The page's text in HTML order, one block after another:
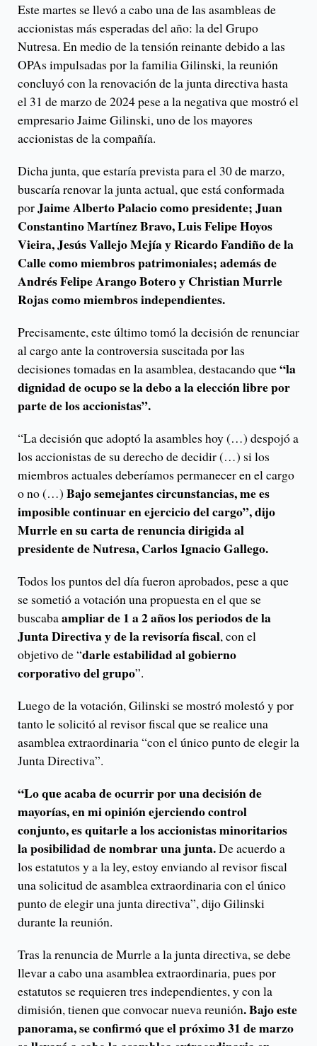
Este martes se llevó a cabo una de las asambleas de
accionistas más esperadas del año: la del Grupo
Nutresa. En medio de la tensión reinante debido a las
OPAs impulsadas por la familia Gilinski, la reunión
concluyó con la renovación de la junta directiva hasta
el 31 de marzo de 2024 pese a la negativa que mostró el
empresario Jaime Gilinski, uno de los mayores
accionistas de la compañía.
Dicha junta, que estaría prevista para el 30 de marzo,
buscaría renovar la junta actual, que está conformada
porJaime Alberto Palacio como presidente; Juan
Constantino Martínez Bravo, Luis Felipe Hoyos
Vieira, Jesús Vallejo Mejía y Ricardo Fandiño de la
Calle como miembros patrimoniales; además de
Andrés Felipe Arango Botero y Christian Murrle
Rojas como miembros independientes.
Precisamente, este último tomó la decisión de renunciar
al cargo ante la controversia suscitada por las
decisiones tomadas en la asamblea, destacando que“la
dignidad de ocupo se la debo a la elección libre por
parte de los accionistas”.
“La decisión que adoptó la asambles hoy (…) despojó a
los accionistas de su derecho de decidir (…) si los
miembros actuales deberíamos permanecer en el cargo
o no (…) Bajo semejantes circunstancias, me es
imposible continuar en ejercicio del cargo”, dijo
Murrle en su carta de renuncia dirigida al
presidente de Nutresa, Carlos Ignacio Gallego.
Todos los puntos del día fueron aprobados, pese a que
se sometió a votación una propuesta en el que se
buscabaampliar de 1 a 2 años los periodos de la
Junta Directiva y de la revisoría fiscal, con el
objetivo de “darle estabilidad al gobierno
corporativo del grupo”.
Luego de la votación, Gilinski se mostró molestó y por
tanto le solicitó al revisor fiscal que se realice una
asamblea extraordinaria “con el único punto de elegir la
Junta Directiva”.
“Lo que acaba de ocurrir por una decisión de
mayorías, en mi opinión ejerciendo control
conjunto, es quitarle a los accionistas minoritarios
la posibilidad de nombrar una junta.De acuerdo a
los estatutos y a la ley, estoy enviando al revisor fiscal
una solicitud de asamblea extraordinaria con el único
punto de elegir una junta directiva”, dijo Gilinski
durante la reunión.
Tras la renuncia de Murrle a la junta directiva, se debe
llevar a cabo una asamblea extraordinaria, pues por
estatutos se requieren tres independientes, y con la
dimisión, tienen que convocar nueva reunión. Bajo este
panorama, se confirmó que el próximo 31 de marzo